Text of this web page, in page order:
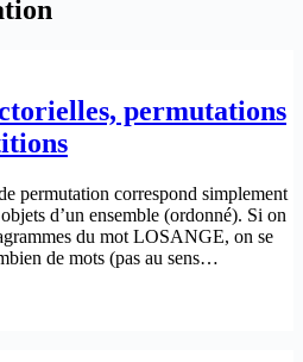
permutations
permutation correspond simplement
d’un ensemble (ordonné). Si on
du mot LOSANGE, on se
de mots (pas au sens…